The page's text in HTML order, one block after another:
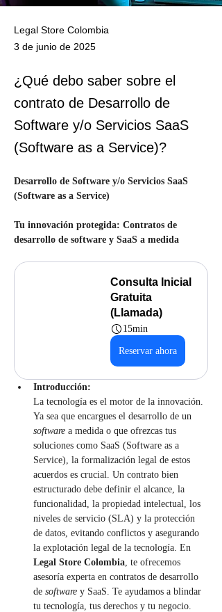
Legal Store Colombia
3 de junio de 2025
¿Qué debo saber sobre el
contrato de Desarrollo de
Software y/o Servicios SaaS
(Software as a Service)?
Desarrollo de Software y/o Servicios SaaS
(Software as a Service)
Tu innovación protegida: Contratos de
desarrollo de software y SaaS a medida
Consulta Inicial
Gratuita
(Llamada)
15min
Reservar ahora
Introducción:
La tecnología es el motor de la innovación.
Ya sea que encargues el desarrollo de un
software a medida o que ofrezcas tus
soluciones como SaaS (Software as a
Service), la formalización legal de estos
acuerdos es crucial. Un contrato bien
estructurado debe definir el alcance, la
funcionalidad, la propiedad intelectual, los
niveles de servicio (SLA) y la protección
de datos, evitando conflictos y asegurando
la explotación legal de la tecnología. En
Legal Store Colombia, te ofrecemos
asesoría experta en contratos de desarrollo
de software y SaaS. Te ayudamos a blindar
tu tecnología, tus derechos y tu negocio.